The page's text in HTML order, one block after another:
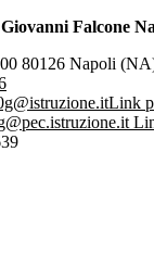
Falcone
80126 Napoli
Link